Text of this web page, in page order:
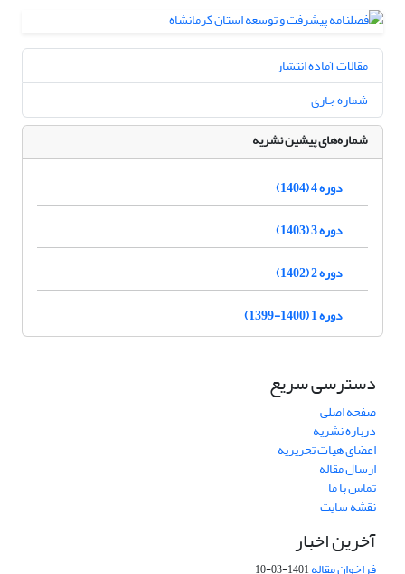
مقالات آماده انتشار
شماره جاری
شماره‌های پیشین نشریه
دوره 4 (1404)
دوره 3 (1403)
دوره 2 (1402)
دوره 1 (1400-1399)
دسترسی سریع
صفحه اصلی
درباره نشریه
اعضای هیات تحریریه
ارسال مقاله
تماس با ما
نقشه سایت
آخرین اخبار
فراخوان مقاله1401-03-10